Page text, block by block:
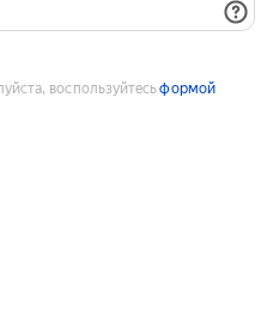
воспользуйтесьформой